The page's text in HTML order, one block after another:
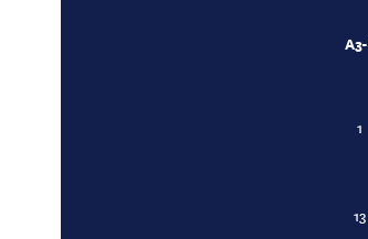
1
13